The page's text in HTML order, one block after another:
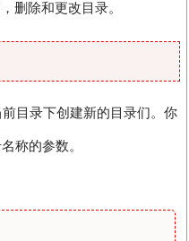
删除和更改目录。
目录下创建新的目录们。你
称的参数。